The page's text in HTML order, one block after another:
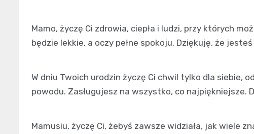
Mamo, życzę Ci zdrowia, ciepła i ludzi, przy których
będzie lekkie, a oczy pełne spokoju. Dziękuję, że
W dniu Twoich urodzin życzę Ci chwil tylko dla siebie,
powodu. Zasługujesz na wszystko, co najpiękniejsze.
Mamusiu, życzę Ci, żebyś zawsze widziała, jak wiele